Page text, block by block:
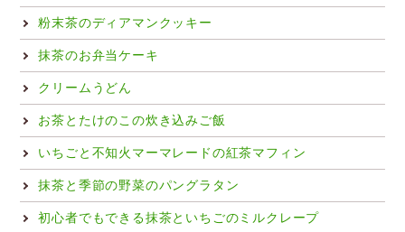
粉末茶のディアマンクッキー
抹茶のお弁当ケーキ
クリームうどん
お茶とたけのこの炊き込みご飯
いちごと不知火マーマレードの紅茶マフィン
抹茶と季節の野菜のパングラタン
初心者でもできる抹茶といちごのミルクレープ